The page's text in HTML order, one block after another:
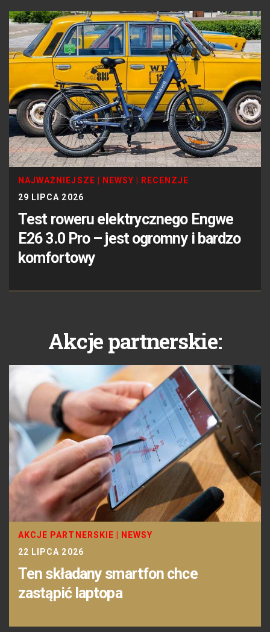
NAJWAŻNIEJSZE NEWSY
RECENZJE
29 LIPCA 2026
Test roweru elektrycznego Engwe
E26 3.0 Pro – jest ogromny i bardzo
komfortowy
Akcje partnerskie:
AKCJE PARTNERSKIE
NEWSY
22 LIPCA 2026
Ten składany smartfon chce
zastąpić laptopa